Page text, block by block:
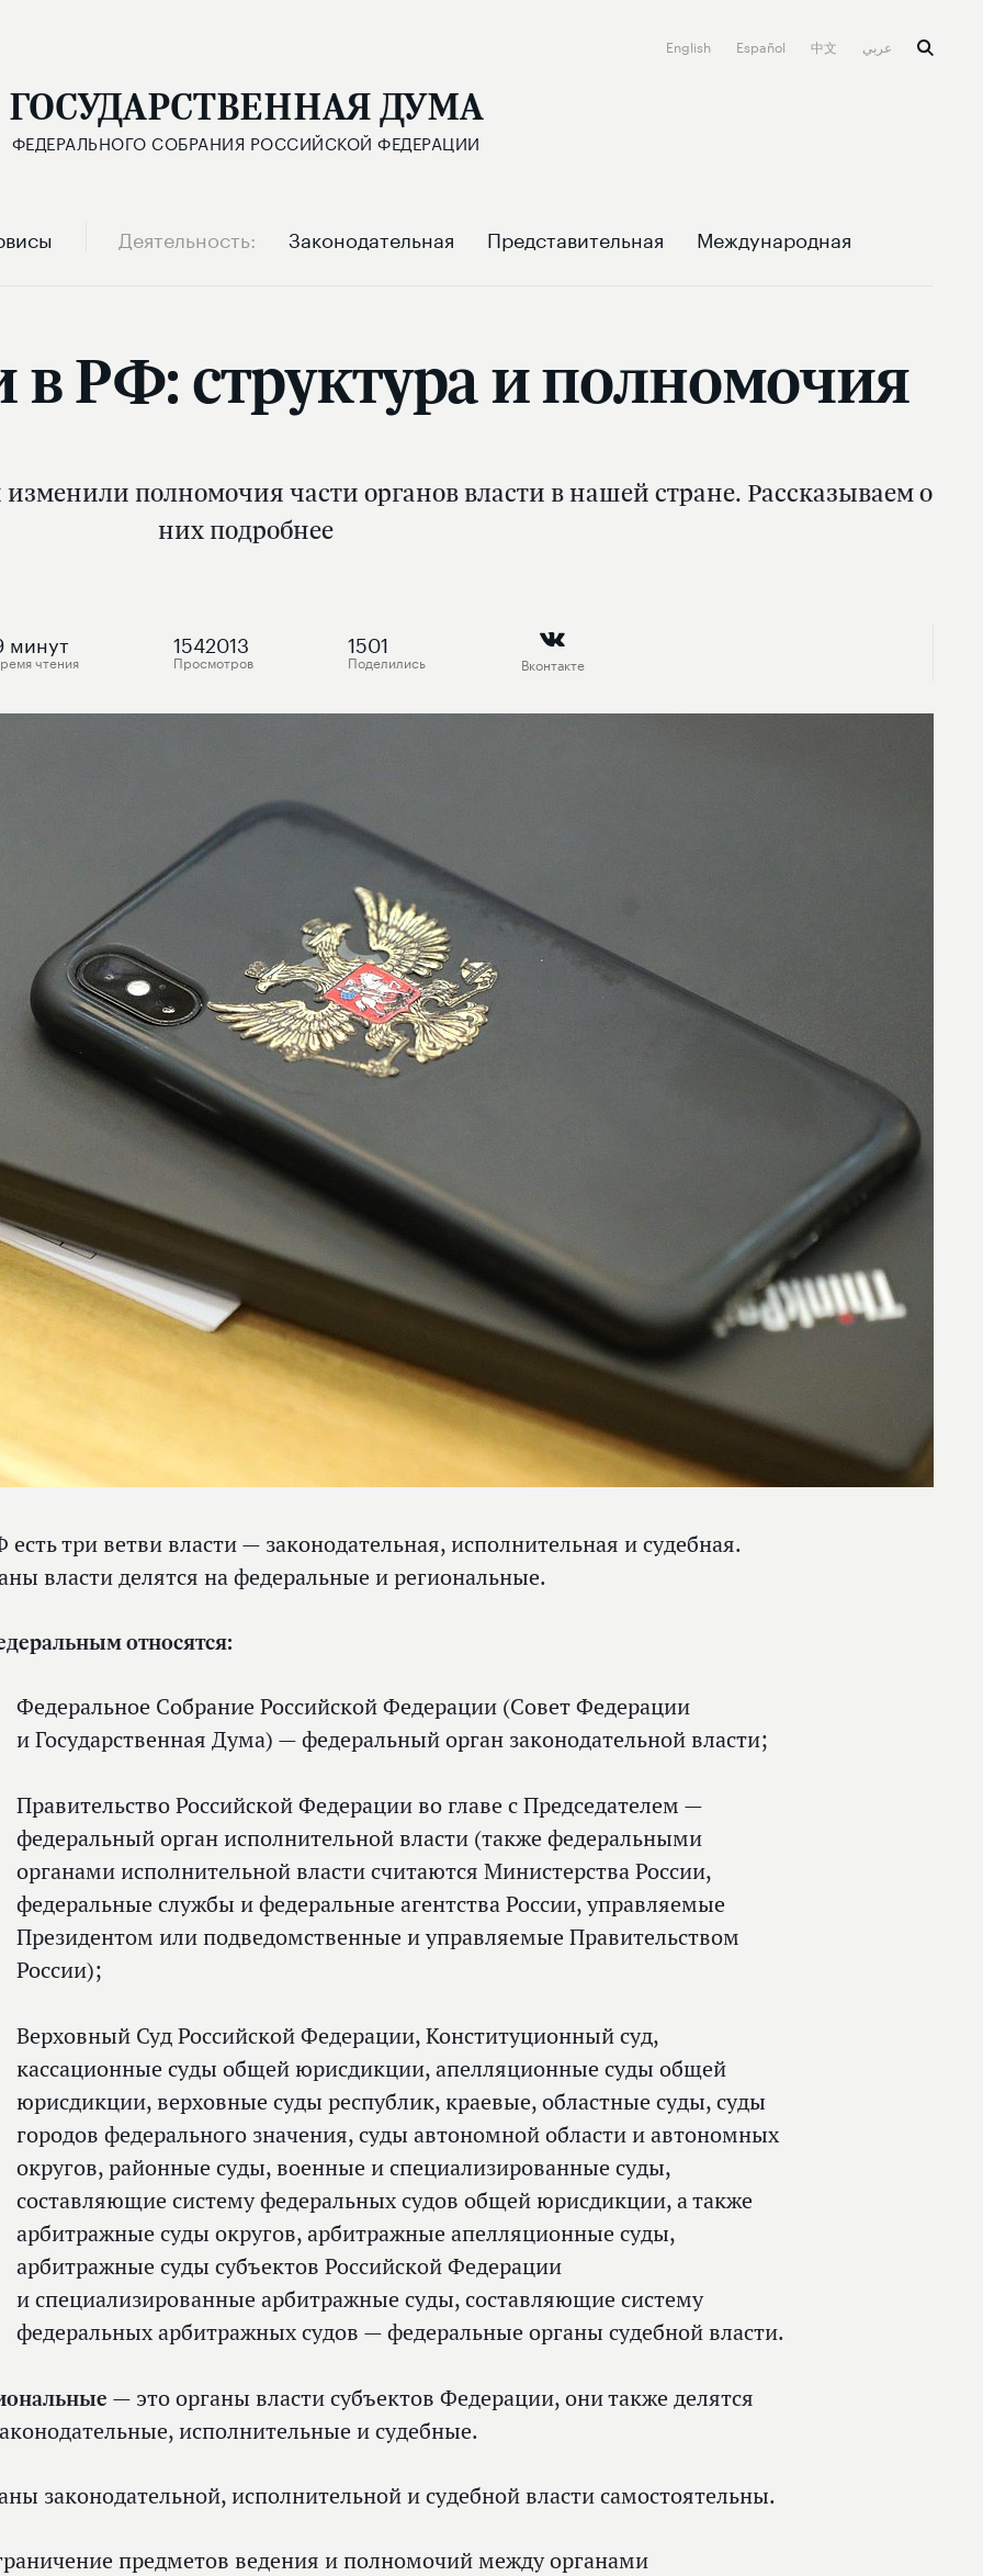
English Español 中文
ГОСУДАРСТВЕННАЯ ДУМА
ФЕДЕРАЛЬНОГО СОБРАНИЯ РОССИЙСКОЙ ФЕДЕРАЦИИ
Деятельность Законодательная Представительная Международная
в РФ: структура и полномочия
полномочия части органов власти в нашей стране. Рассказываем о
них подробнее
минут
чтения
1542013
Просмотров
1501
Поделились Вконтакте
есть три ветви власти — законодательная, исполнительная и судебная.
власти делятся на федеральные и региональные.
относятся:
Федеральное Собрание Российской Федерации (Совет Федерации
и Государственная Дума) — федеральный орган законодательной власти;
Правительство Российской Федерации во главе с Председателем —
федеральный орган исполнительной власти (также федеральными
органами исполнительной власти считаются Министерства России,
федеральные службы и федеральные агентства России, управляемые
Президентом или подведомственные и управляемые Правительством
России);
Верховный Суд Российской Федерации, Конституционный суд,
кассационные суды общей юрисдикции, апелляционные суды общей
юрисдикции, верховные суды республик, краевые, областные суды, суды
городов федерального значения, суды автономной области и автономных
округов, районные суды, военные и специализированные суды,
составляющие систему федеральных судов общей юрисдикции, а также
арбитражные суды округов, арбитражные апелляционные суды,
арбитражные суды субъектов Российской Федерации
и специализированные арбитражные суды, составляющие систему
федеральных арбитражных судов — федеральные органы судебной власти.
— это органы власти субъектов Федерации, они также делятся
исполнительные и судебные.
законодательной, исполнительной и судебной власти самостоятельны.
предметов ведения и полномочий между органами